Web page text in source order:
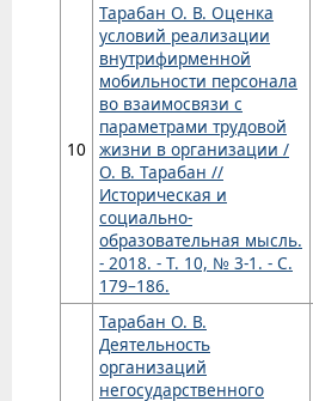
10
Тарабан О. В. Оценка
условий реализации
внутрифирменной
мобильности персонала
во взаимосвязи с
параметрами трудовой
жизни в организации /
О. В. Тарабан //
Историческая и
социально-
образовательная мысль.
- 2018. - Т. 10, № 3-1. - С.
179–186.
Тарабан О. В.
Деятельность
организаций
негосударственного